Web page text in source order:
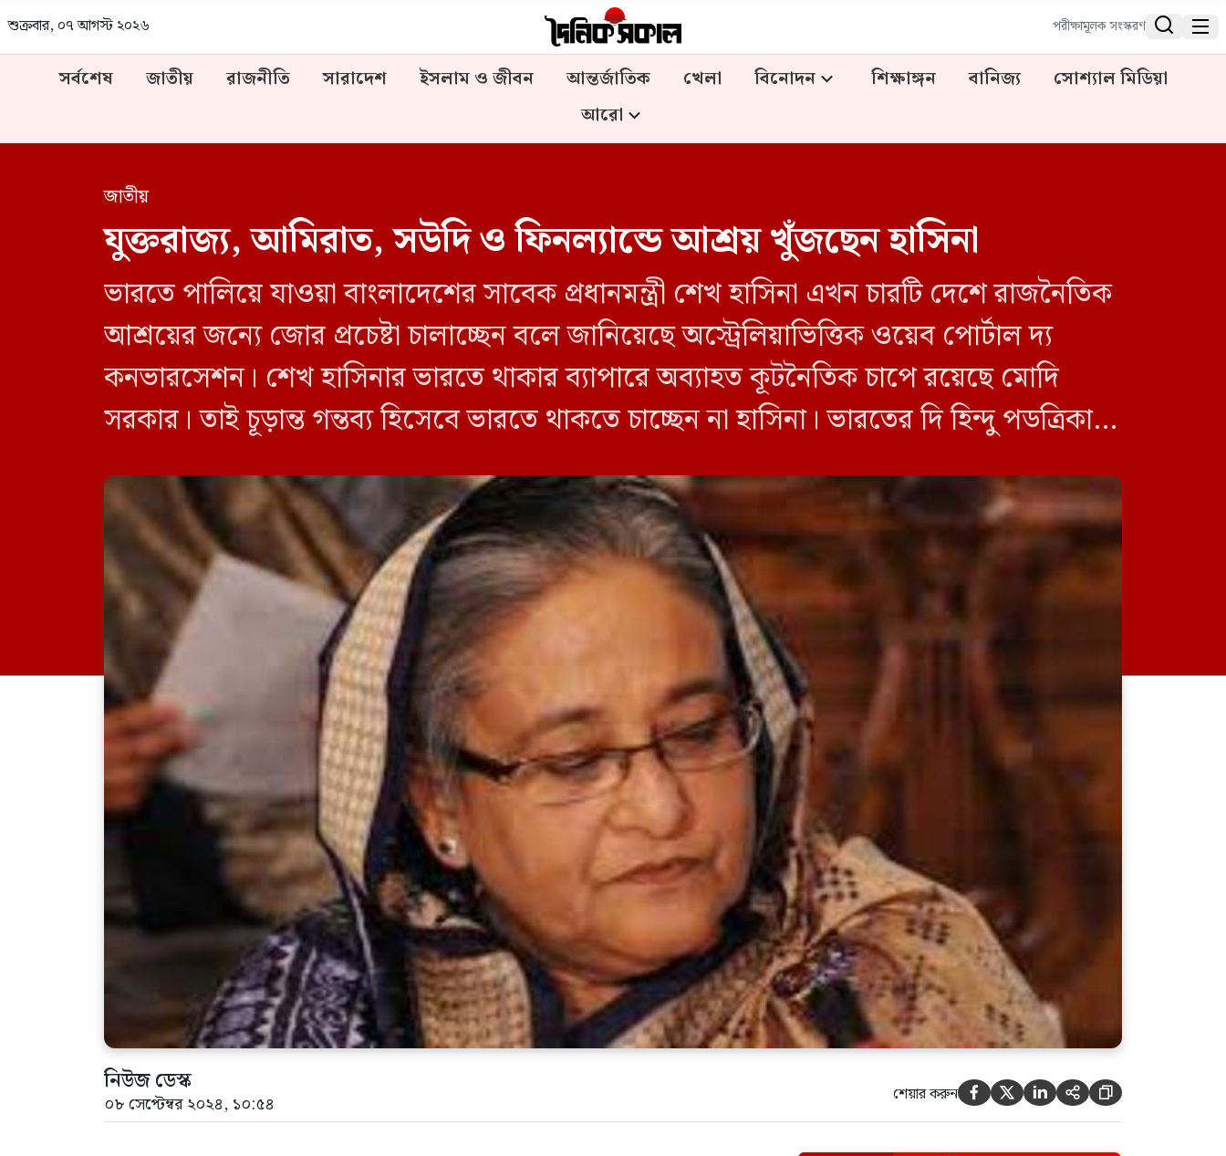
শুক্রবার, ০৭ আগস্ট ২০২৬ পরীক্ষামূলক সংস্করণ  
সর্বশেষ জাতীয় রাজনীতি সারাদেশ ইসলাম ও জীবন আন্তর্জাতিক খেলা বিনোদন শিক্ষাঙ্গন বানিজ্য
সোশ্যাল মিডিয়া
আরো
জাতীয়
যুক্তরাজ্য, আমিরাত, সউদি ও ফিনল্যান্ডে আশ্রয় খুঁজছেন হাসিনা
ভারতে পালিয়ে যাওয়া বাংলাদেশের সাবেক প্রধানমন্ত্রী শেখ হাসিনা এখন চারটি দেশে রাজনৈতিক
আশ্রয়ের জন্যে জোর প্রচেষ্টা চালাচ্ছেন বলে জানিয়েছে অস্ট্রেলিয়াভিত্তিক ওয়েব পোর্টাল দ্য
কনভারসেশন। শেখ হাসিনার ভারতে থাকার ব্যাপারে অব্যাহত কূটনৈতিক চাপে রয়েছে মোদি
সরকার। তাই চূড়ান্ত গন্তব্য হিসেবে ভারতে থাকতে চাচ্ছেন না হাসিনা। ভারতের দি হিন্দু পডত্রিকার
নিউজ ডেস্ক
০৮ সেপ্টেম্বর ২০২৪, ১০:৫৪ শেয়ার করুন     